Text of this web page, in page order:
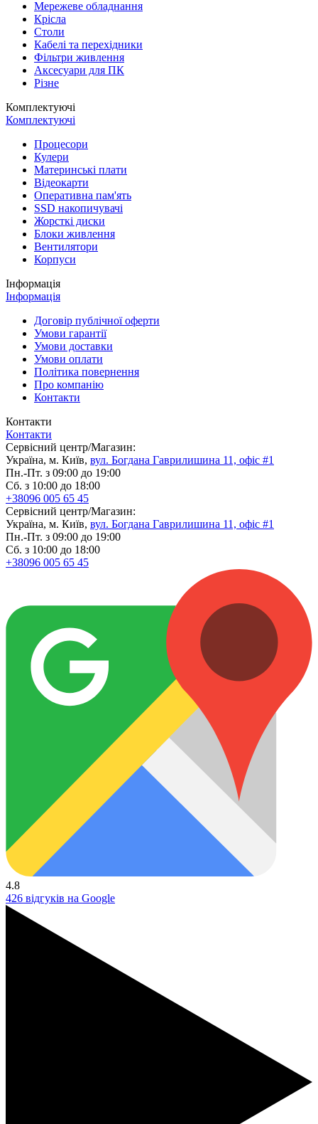
Мережеве обладнання
Крісла
Столи
Кабелі та перехідники
Фільтри живлення
Аксесуари для ПК
Різне
Комплектуючі
Комплектуючі
Процесори
Кулери
Материнські плати
Відеокарти
Оперативна пам'ять
SSD накопичувачі
Жорсткі диски
Блоки живлення
Вентилятори
Корпуси
Інформація
Інформація
Договір публічної оферти
Умови гарантії
Умови доставки
Умови оплати
Політика повернення
Про компанію
Контакти
Контакти
Контакти
Сервісний центр/Магазин:
Україна, м. Київ, вул. Богдана Гаврилишина 11, офіс #1
Пн.-Пт. з 09:00 до 19:00
Сб. з 10:00 до 18:00
+38096 005 65 45
Сервісний центр/Магазин:
Україна, м. Київ, вул. Богдана Гаврилишина 11, офіс #1
Пн.-Пт. з 09:00 до 19:00
Сб. з 10:00 до 18:00
+38096 005 65 45
4.8
426 відгуків на Google